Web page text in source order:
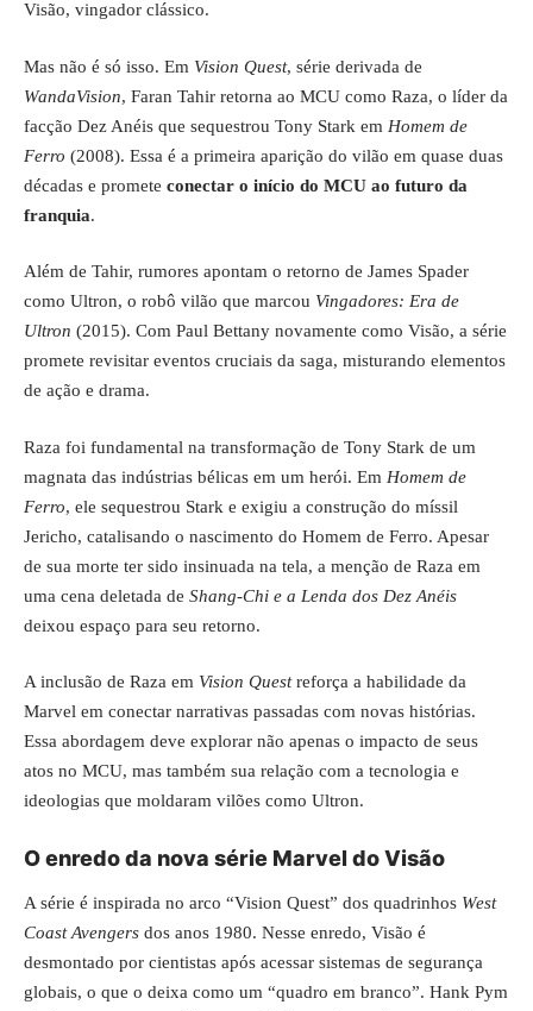
Visão, vingador clássico.
Mas não é só isso. Em Vision Quest, série derivada de
WandaVision, Faran Tahir retorna ao MCU como Raza, o líder da
facção Dez Anéis que sequestrou Tony Stark em Homem de
Ferro (2008). Essa é a primeira aparição do vilão em quase duas
décadas e promete conectar o início do MCU ao futuro da
franquia.
Além de Tahir, rumores apontam o retorno de James Spader
como Ultron, o robô vilão que marcou Vingadores: Era de
Ultron (2015). Com Paul Bettany novamente como Visão, a série
promete revisitar eventos cruciais da saga, misturando elementos
de ação e drama.
Raza foi fundamental na transformação de Tony Stark de um
magnata das indústrias bélicas em um herói. Em Homem de
Ferro, ele sequestrou Stark e exigiu a construção do míssil
Jericho, catalisando o nascimento do Homem de Ferro. Apesar
de sua morte ter sido insinuada na tela, a menção de Raza em
uma cena deletada de Shang-Chi e a Lenda dos Dez Anéis
deixou espaço para seu retorno.
A inclusão de Raza em Vision Questreforça a habilidade da
Marvel em conectar narrativas passadas com novas histórias.
Essa abordagem deve explorar não apenas o impacto de seus
atos no MCU, mas também sua relação com a tecnologia e
ideologias que moldaram vilões como Ultron.
O enredo da nova série Marvel do Visão
A série é inspirada no arco “Vision Quest” dos quadrinhos West
Coast Avengers dos anos 1980. Nesse enredo, Visão é
desmontado por cientistas após acessar sistemas de segurança
globais, o que o deixa como um “quadro em branco”. Hank Pym